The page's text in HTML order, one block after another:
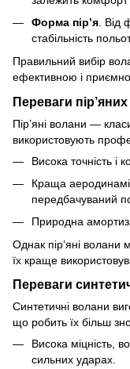
Форма пір’я. Від
стабільність
Правильний вибір
ефективною і
Переваги
Пір’яні волани —
використовують
Висока точність і
Краща
передбачуваний
Природна
Однак пір’яні волани
їх краще
Переваги
Синтетичні волани
що робить їх більш
Висока міцність,
сильних ударах.